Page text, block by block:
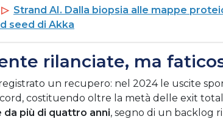
▷ Strand AI. Dalla biopsia alle mappe
seed di Akka
rilanciate, ma
un recupero: nel 2024 le uscite
costituendo oltre la metà delle exit
più di quattro anni, segno di un backlog